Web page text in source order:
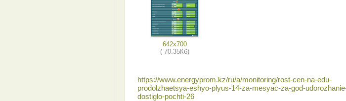
642x700
( 70.35Кб)
https://www.energyprom.kz/ru/a/monitoring/rost-cen-na-edu-
prodolzhaetsya-eshyo-plyus-14-za-mesyac-za-god-
dostiglo-pochti-26